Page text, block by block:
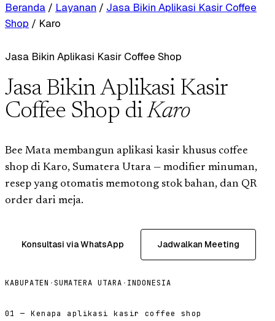
Beranda / Layanan / Jasa Bikin Aplikasi Kasir Coffee
Shop / Karo
Jasa Bikin Aplikasi Kasir Coffee Shop
Jasa Bikin Aplikasi Kasir
Coffee Shop diKaro
Bee Mata membangun aplikasi kasir khusus coffee
shop di Karo, Sumatera Utara — modifier minuman,
resep yang otomatis memotong stok bahan, dan QR
order dari meja.
Konsultasi via WhatsApp Jadwalkan Meeting
KABUPATEN · SUMATERA UTARA · INDONESIA
01 — Kenapa aplikasi kasir coffee shop